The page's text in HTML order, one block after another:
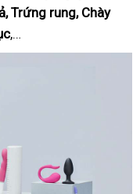
Trứng rung, Chày
,…